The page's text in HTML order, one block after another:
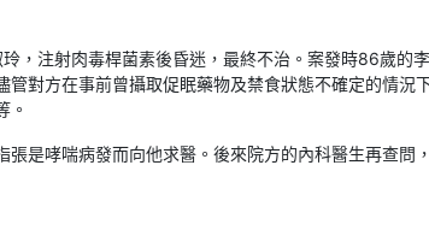
，注射肉毒桿菌素後昏迷，最終不治。案發時86歲的
對方在事前曾攝取促眠藥物及禁食狀態不確定的情
。
是哮喘病發而向他求醫。後來院方的內科醫生再查